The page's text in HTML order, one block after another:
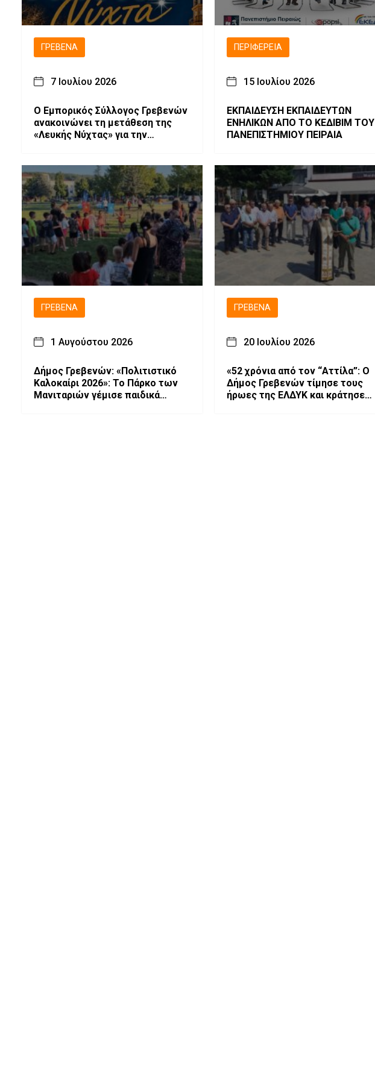
ΓΡΕΒΕΝΆ
7 Ιουλίου 2026
Ο Εμπορικός Σύλλογος Γρεβενών
ανακοινώνει τη μετάθεση της
«Λευκής Νύχτας» για την
ΠΕΡΙΦΈΡΕΙΑ
15 Ιουλίου 2026
ΕΚΠΑΙΔΕΥΣΗ ΕΚΠΑΙΔΕΥΤΩΝ
ΕΝΗΛΙΚΩΝ ΑΠΟ ΤΟ ΚΕΔΙΒΙΜ ΤΟΥ
ΠΑΝΕΠΙΣΤΗΜΙΟΥ ΠΕΙΡΑΙΑ
ΓΡΕΒΕΝΆ
1 Αυγούστου 2026
Δήμος Γρεβενών: «Πολιτιστικό
Καλοκαίρι 2026»: Το Πάρκο των
Μανιταριών γέμισε παιδικά
ΓΡΕΒΕΝΆ
20 Ιουλίου 2026
«52 χρόνια από τον “Αττίλα”: Ο
Δήμος Γρεβενών τίμησε τους
ήρωες της ΕΛΔΥΚ και κράτησε